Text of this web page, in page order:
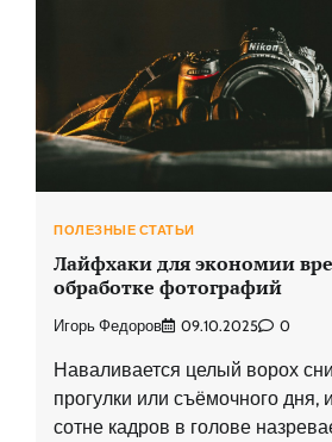
ПОЛЕЗНЫЕ СТАТЬИ
Лайфхаки для экономии
обработке фотографий
Игорь Федоров 09.10.2025 0
Наваливается целый ворох
прогулки или съёмочного дня,
сотне кадров в голове